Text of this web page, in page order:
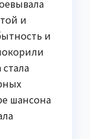
и
и
шансона